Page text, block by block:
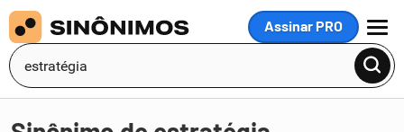
Assinar PRO
MENU